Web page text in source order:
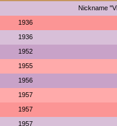
Nickname
1936
1936
1952
1955
1956
1957
1957
1957